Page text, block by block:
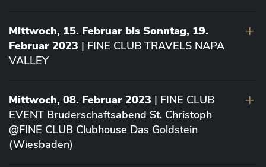
Mittwoch, 15. Februar bis Sonntag, 19.
Februar 2023 | FINE CLUB TRAVELS NAPA
VALLEY
Mittwoch, 08. Februar 2023 | FINE CLUB
EVENT Bruderschaftsabend St. Christoph
@FINE CLUB Clubhouse Das Goldstein
(Wiesbaden)